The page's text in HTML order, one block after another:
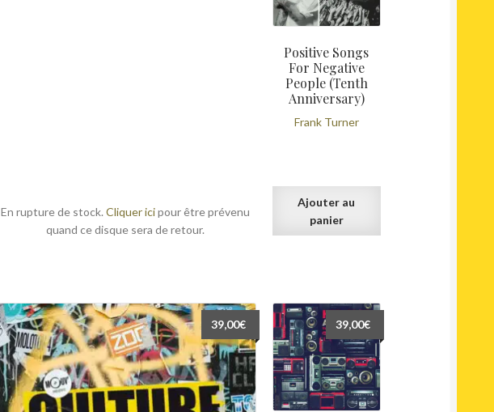
En rupture de stock. Cliquer icipour être prévenu
quand ce disque sera de retour.
Positive Songs
For Negative
People (Tenth
Anniversary)
Frank Turner
19,00€. 15,00€.
Ajouter au
panier
39,00€ 39,00€